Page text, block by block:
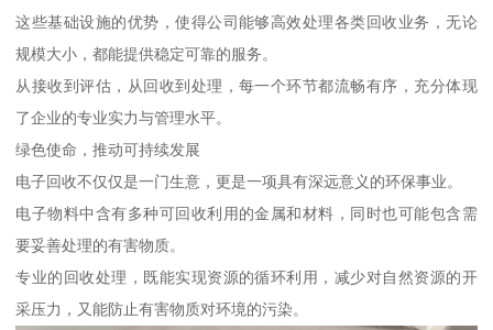
这些基础设施的优势，使得公司能够高效处理各类回收业务，无论
规模大小，都能提供稳定可靠的服务。
从接收到评估，从回收到处理，每一个环节都流畅有序，充分体现
了企业的专业实力与管理水平。
绿色使命，推动可持续发展
电子回收不仅仅是一门生意，更是一项具有深远意义的环保事业。
电子物料中含有多种可回收利用的金属和材料，同时也可能包含需
要妥善处理的有害物质。
专业的回收处理，既能实现资源的循环利用，减少对自然资源的开
采压力，又能防止有害物质对环境的污染。